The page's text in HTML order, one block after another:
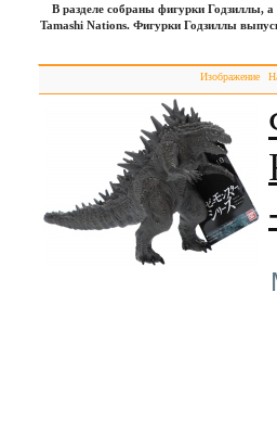
В разделе собраны фигурки Годзиллы, а
Tamashi Nations. Фигурки Годзиллы
Изображение